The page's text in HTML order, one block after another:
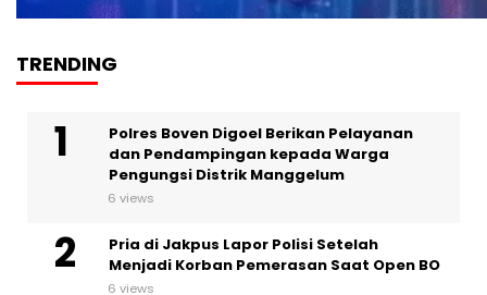
TRENDING
Polres Boven Digoel Berikan Pelayanan
dan Pendampingan kepada Warga
Pengungsi Distrik Manggelum
6 views
Pria di Jakpus Lapor Polisi Setelah
Menjadi Korban Pemerasan Saat Open BO
6 views